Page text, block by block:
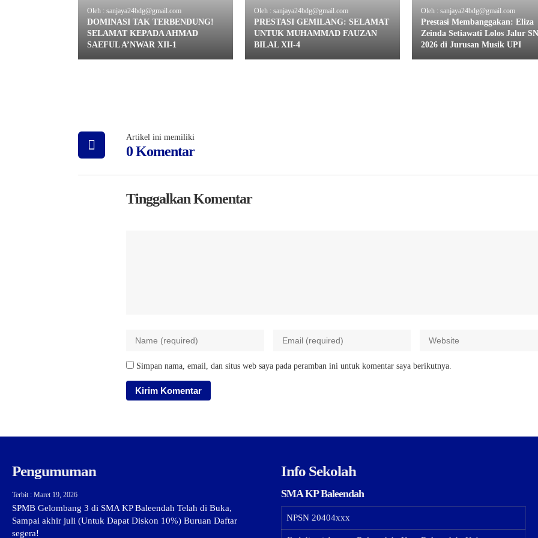
Oleh : sanjaya24bdg@gmail.com
DOMINASI TAK TERBENDUNG!
SELAMAT KEPADA AHMAD
SAEFUL A’NWAR XII-1
Oleh : sanjaya24bdg@gmail.com
PRESTASI GEMILANG: SELAMAT
UNTUK MUHAMMAD FAUZAN
BILAL XII-4
Oleh : sanjaya24bdg@gmail.com
Prestasi Membanggakan: Eliza
Zeinda Setiawati Lolos Jalur
2026 di Jurusan Musik UPI
Artikel ini memiliki
0 Komentar
Tinggalkan Komentar
Simpan nama, email, dan situs web saya pada peramban ini untuk komentar saya berikutnya.
Pengumuman
Terbit : Maret 19, 2026
SPMB Gelombang 3 di SMA KP Baleendah Telah di Buka,
Sampai akhir juli (Untuk Dapat Diskon 10%) Buruan Daftar
segera!
Info Sekolah
SMA KP Baleendah
NPSN 20404xxx